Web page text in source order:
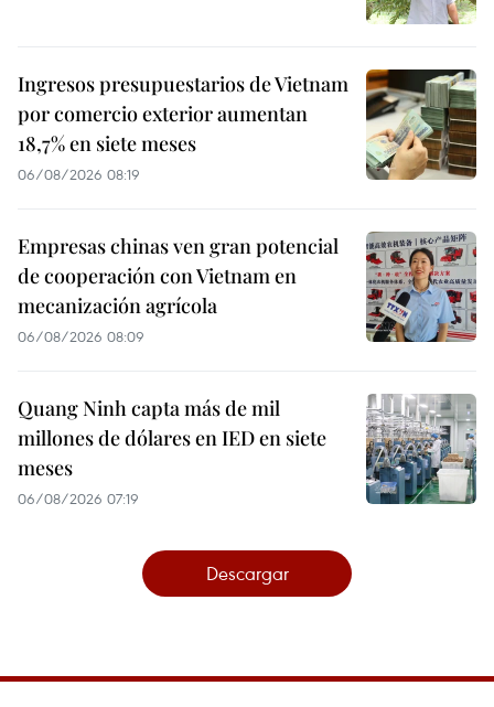
Ingresos presupuestarios de Vietnam
por comercio exterior aumentan
18,7% en siete meses
06/08/2026 08:19
Empresas chinas ven gran potencial
de cooperación con Vietnam en
mecanización agrícola
06/08/2026 08:09
Quang Ninh capta más de mil
millones de dólares en IED en siete
meses
06/08/2026 07:19
Descargar